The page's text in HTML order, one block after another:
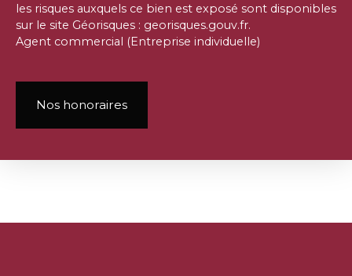
les risques auxquels ce bien est exposé sont disponibles
sur le site Géorisques : georisques.gouv.fr.
Agent commercial (Entreprise individuelle)
Nos honoraires